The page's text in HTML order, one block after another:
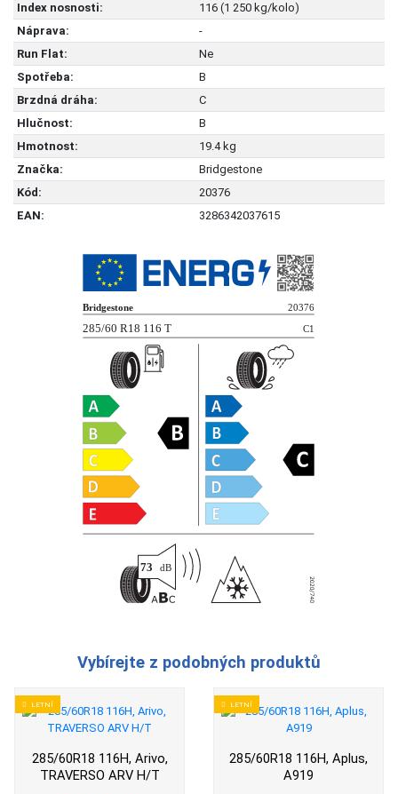
Index nosnosti:
116 (1 250 kg/kolo)
Náprava:
-
Run Flat:
Ne
Spotřeba:
B
Brzdná dráha:
C
Hlučnost:
B
Hmotnost:
19.4 kg
Značka:
Bridgestone
Kód:
20376
EAN:
3286342037615
Vybírejte z podobných produktů
LETNÍ
285/60R18 116H, Arivo,
TRAVERSO ARV H/T
LETNÍ
285/60R18 116H, Aplus,
A919